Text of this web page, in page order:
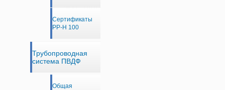
Сертификаты
PP-H 100
Трубопроводная
система ПВДФ
Общая